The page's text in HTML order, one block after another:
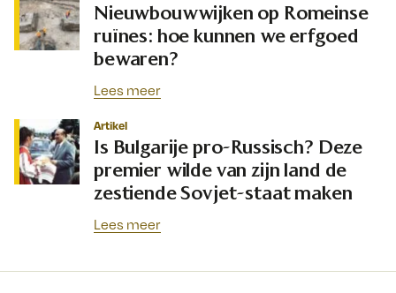
Nieuwbouwwijken op Romeinse
ruïnes: hoe kunnen we erfgoed
bewaren?
Lees meer
Artikel
Is Bulgarije pro-Russisch? Deze
premier wilde van zijn land de
zestiende Sovjet-staat maken
Lees meer